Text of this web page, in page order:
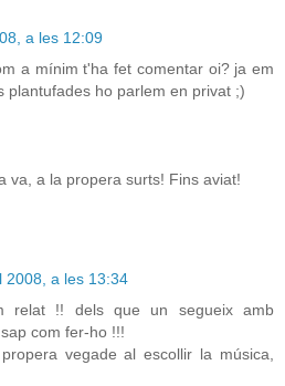
a les 12:09
a mínim t'ha fet comentar oi? ja em
plantufades ho parlem en privat ;)
va, a la propera surts! Fins aviat!
2008, a les 13:34
relat !! dels que un segueix amb
com fer-ho !!!
vegade al escollir la música,